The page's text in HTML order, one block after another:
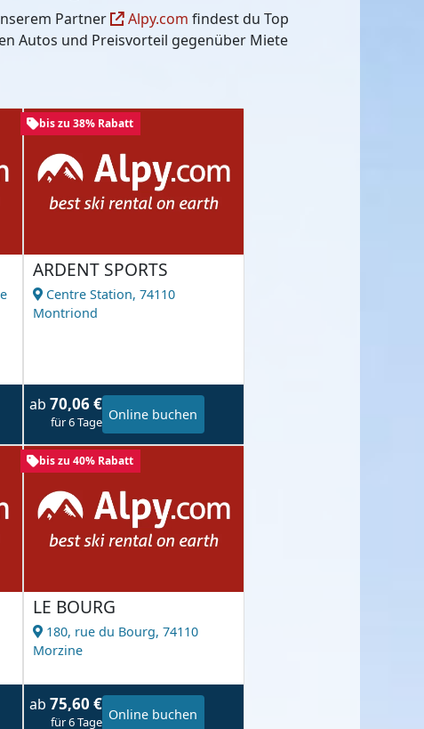
Partner Alpy.com findest du Top
Autos und Preisvorteil gegenüber Miete
bis zu 38% Rabatt
ARDENT SPORTS
Centre Station, 74110
Montriond
ab 70,06 €
für 6 Tage Online buchen
bis zu 40% Rabatt
LE BOURG
180, rue du Bourg, 74110
Morzine
ab 75,60 €
für 6 Tage Online buchen